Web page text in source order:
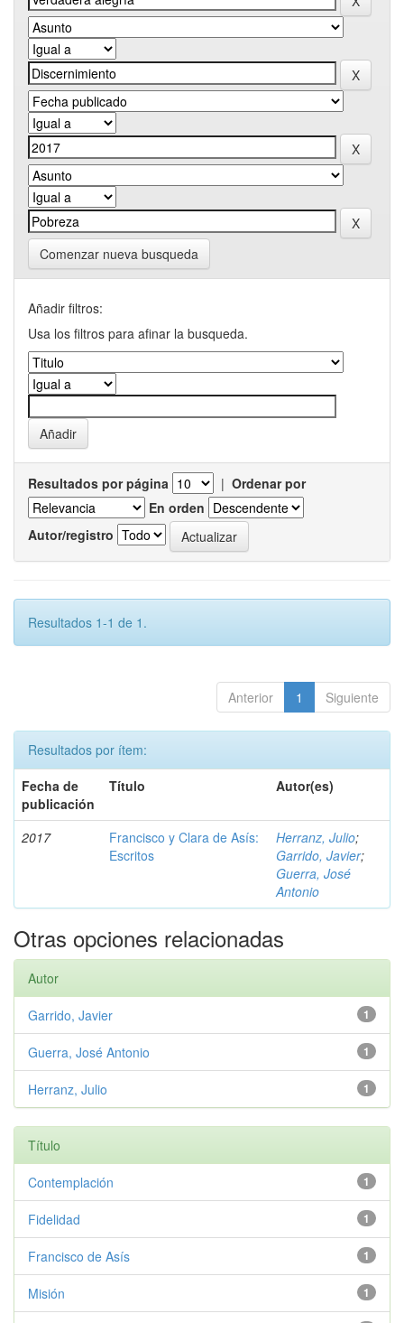
Comenzar nueva busqueda
Añadir filtros:
Usa los filtros para afinar la busqueda.
Resultados por página | Ordenar por
En orden
Autor/registro
Resultados 1-1 de 1.
Anterior 1 Siguiente
Resultados por ítem:
Fecha de
publicación
Título Autor(es)
2017
Francisco y Clara de Asís:
Escritos
Herranz, Julio;
Garrido, Javier;
Guerra, José
Antonio
Otras opciones relacionadas
Autor
1
Garrido, Javier
1
Guerra, José Antonio
1
Herranz, Julio
Título
1
Contemplación
1
Fidelidad
1
Francisco de Asís
1
Misión